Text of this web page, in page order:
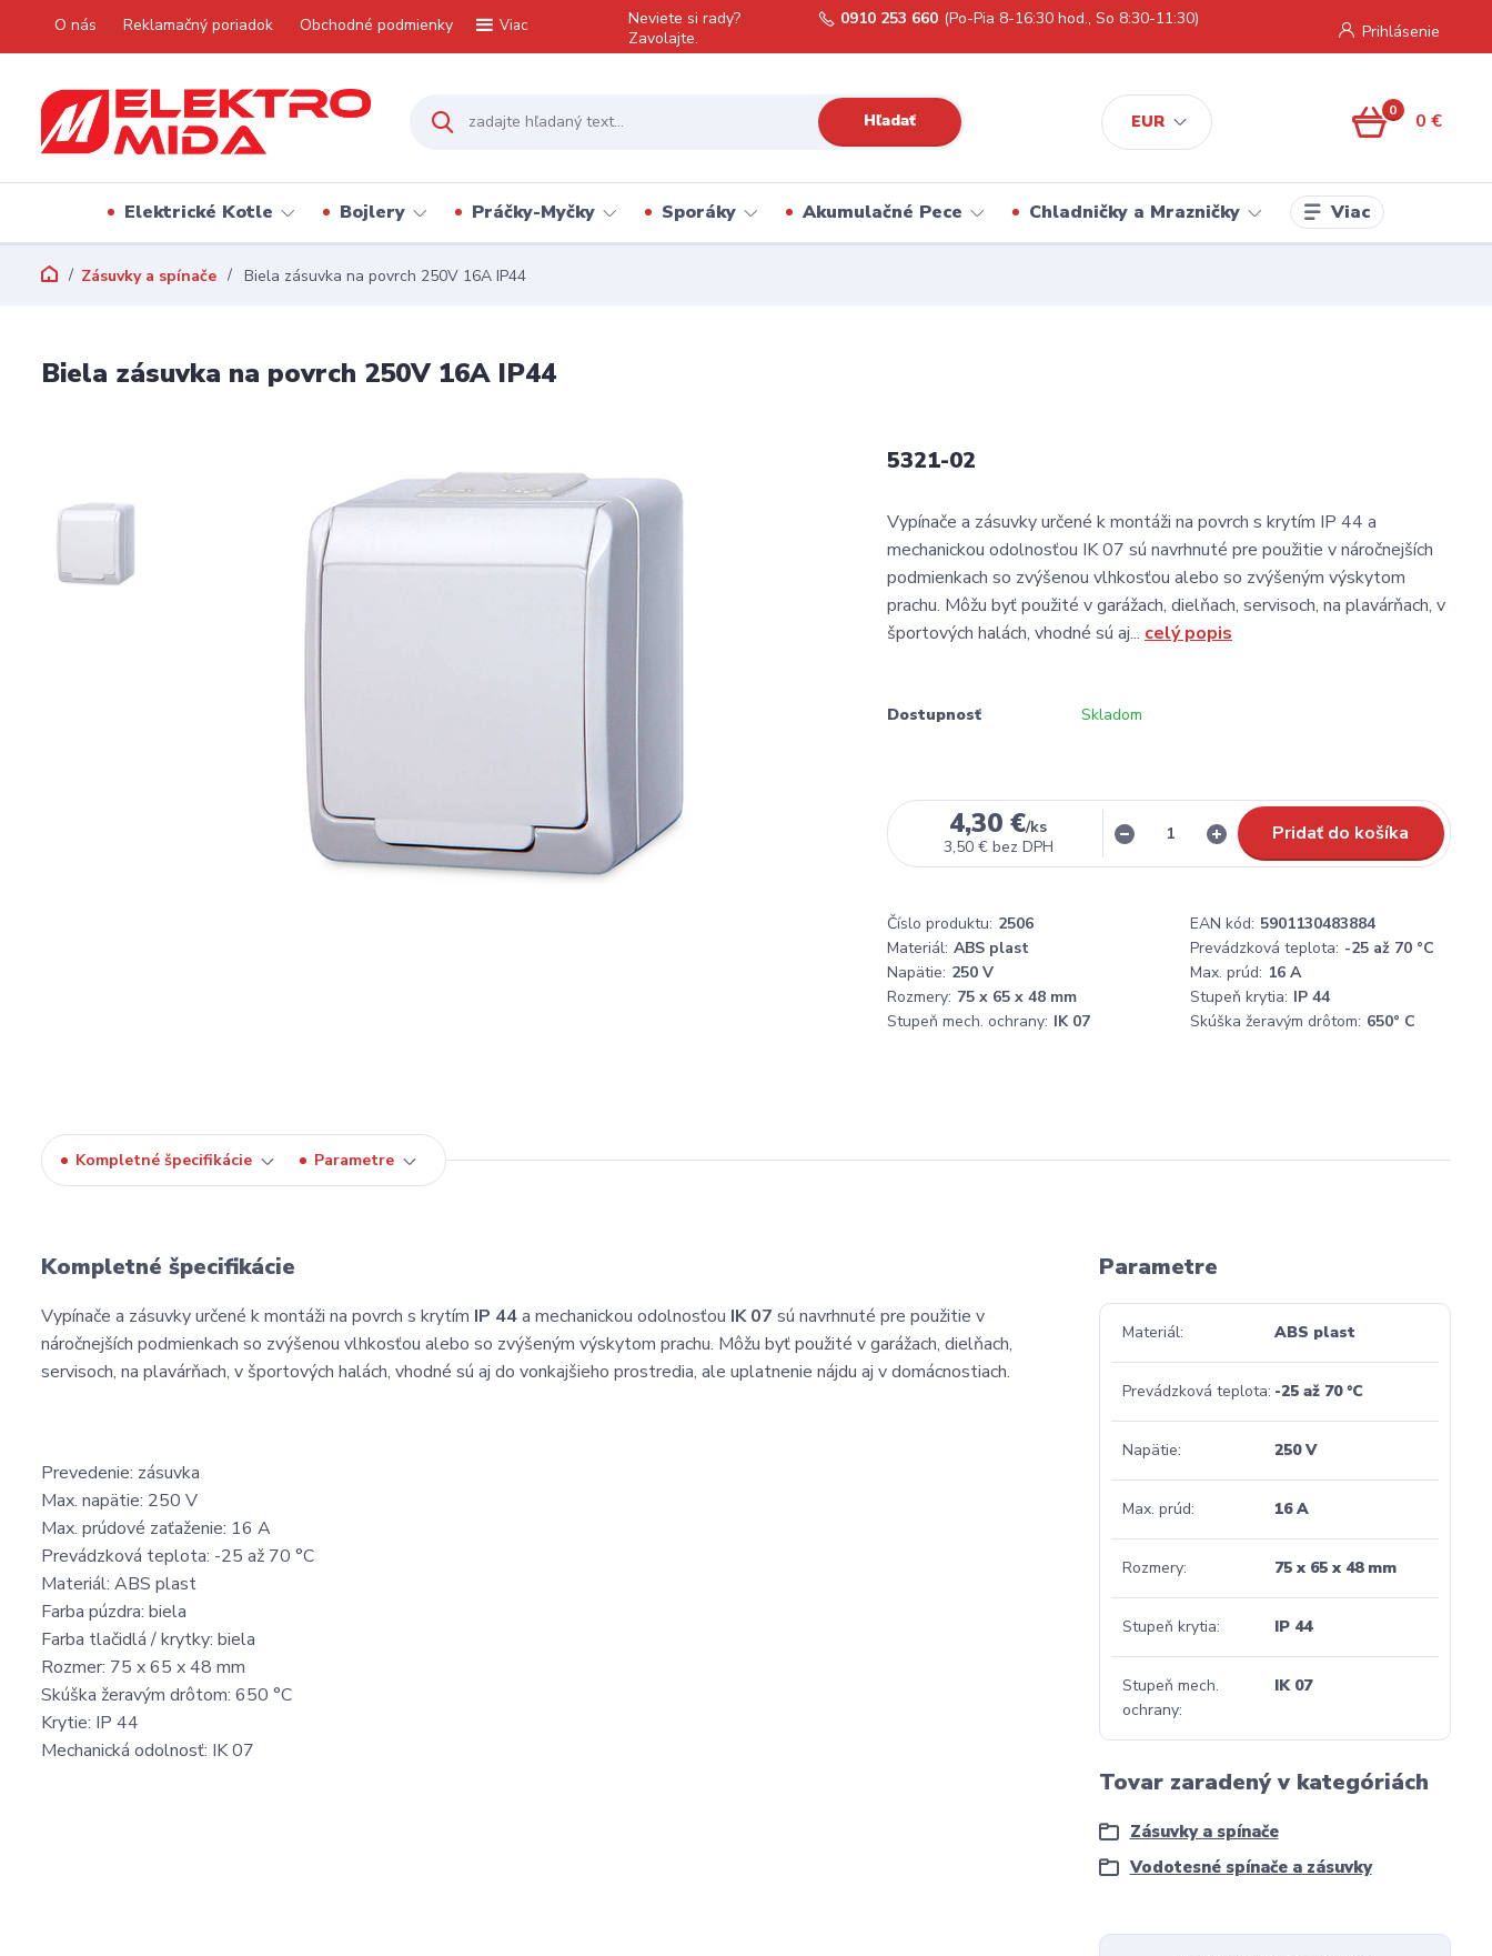
O nás Reklamačný poriadok Obchodné podmienky Viac
EUR
Prihlásenie
Hľadať
Neviete si rady?
Zavolajte.
0910 253 660 (Po-Pia 8-16:30 hod., So 8:30-11:30)
0 0 €
Elektrické Kotle Bojlery Práčky-Myčky Sporáky Akumulačné Pece Chladničky a Mrazničky Viac
Zásuvky a spínače Biela zásuvka na povrch 250V 16A IP44
Biela zásuvka na povrch 250V 16A IP44
5321-02
Vypínače a zásuvky určené k montáži na povrch s krytím IP 44 a
mechanickou odolnosťou IK 07 sú navrhnuté pre použitie v náročnejších
podmienkach so zvýšenou vlhkosťou alebo so zvýšeným výskytom
prachu. Môžu byť použité v garážach, dielňach, servisoch, na plavárňach, v
športových halách, vhodné sú aj... celý popis
Dostupnosť Skladom
4,30 €/ks
3,50 € bez DPH
Pridať do košíka
Číslo produktu: 2506 EAN kód: 5901130483884
Materiál: ABS plast Prevádzková teplota: -25 až 70 °C
Napätie: 250 V Max. prúd: 16 A
Rozmery: 75 x 65 x 48 mm Stupeň krytia: IP 44
Stupeň mech. ochrany: IK 07 Skúška žeravým drôtom: 650° C
Kompletné špecifikácie Parametre
Kompletné špecifikácie
Vypínače a zásuvky určené k montáži na povrch s krytím IP 44a mechanickou odolnosťou IK 07 sú navrhnuté pre použitie v
náročnejších podmienkach so zvýšenou vlhkosťou alebo so zvýšeným výskytom prachu. Môžu byť použité v garážach, dielňach,
servisoch, na plavárňach, v športových halách, vhodné sú aj do vonkajšieho prostredia, ale uplatnenie nájdu aj v domácnostiach.
Prevedenie: zásuvka
Max. napätie: 250 V
Max. prúdové zaťaženie: 16 A
Prevádzková teplota: -25 až 70 °C
Materiál: ABS plast
Farba púzdra: biela
Farba tlačidlá / krytky: biela
Rozmer: 75 x 65 x 48 mm
Skúška žeravým drôtom: 650 °C
Krytie: IP 44
Mechanická odolnosť: IK 07
Parametre
Materiál ABS plast
Prevádzková teplota -25 až 70 °C
Napätie 250 V
Max. prúd 16 A
Rozmery 75 x 65 x 48 mm
Stupeň krytia IP 44
Stupeň mech.
ochrany
IK 07
Tovar zaradený v kategóriách
Zásuvky a spínače
Vodotesné spínače a zásuvky